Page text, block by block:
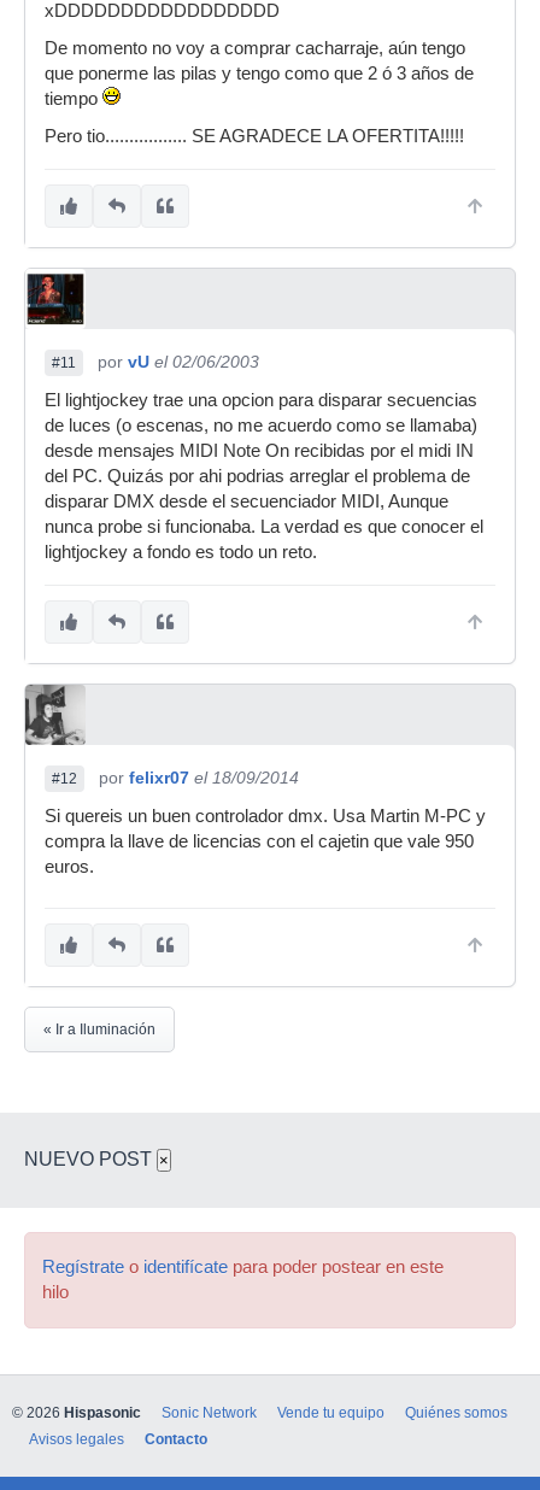
xDDDDDDDDDDDDDDDDD
De momento no voy a comprar cacharraje, aún tengo
que ponerme las pilas y tengo como que 2 ó 3 años de
tiempo
Pero tio................. SE AGRADECE LA OFERTITA!!!!!
#11 por vU el 02/06/2003
El lightjockey trae una opcion para disparar secuencias
de luces (o escenas, no me acuerdo como se llamaba)
desde mensajes MIDI Note On recibidas por el midi IN
del PC. Quizás por ahi podrias arreglar el problema de
disparar DMX desde el secuenciador MIDI, Aunque
nunca probe si funcionaba. La verdad es que conocer el
lightjockey a fondo es todo un reto.
#12 por felixr07 el 18/09/2014
Si quereis un buen controlador dmx. Usa Martin M-PC y
compra la llave de licencias con el cajetin que vale 950
euros.
« Ir a Iluminación
NUEVO POST ×
Regístrate o identifícate para poder postear en este
hilo
© 2026 Hispasonic Sonic Network Vende tu equipo
Quiénes somos
Avisos legales
Contacto